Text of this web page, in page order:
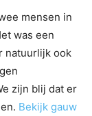
mensen in
was een
natuurlijk ook
zijn blij dat er
Bekijk gauw